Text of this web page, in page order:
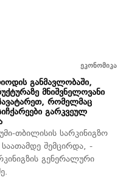
ეკონომიკა
განმავლობაში,
მნიშვნელოვანი
რომელმაც
გარკვეულ
თბილისის სარკინიგზო
შემცირდა, -
გენერალური